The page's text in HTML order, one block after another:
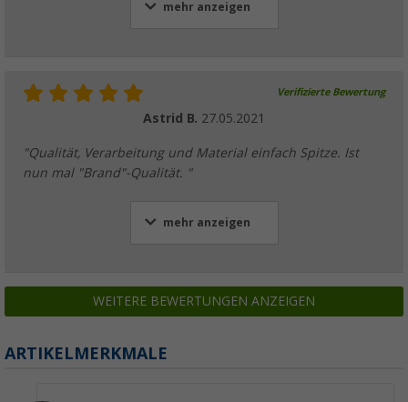
mehr anzeigen
Verifizierte Bewertung
Astrid B. 27.05.2021
"Qualität, Verarbeitung und Material einfach Spitze. Ist
nun mal "Brand"-Qualität. "
mehr anzeigen
WEITERE BEWERTUNGEN ANZEIGEN
ARTIKELMERKMALE